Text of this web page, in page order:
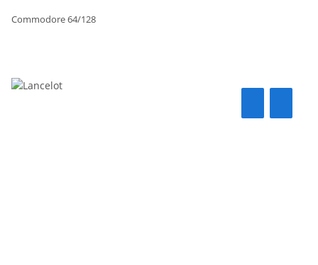
Commodore 64/128